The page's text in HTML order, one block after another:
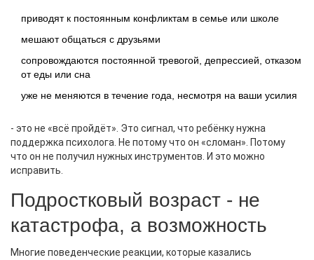
приводят к постоянным конфликтам в семье или школе
мешают общаться с друзьями
сопровождаются постоянной тревогой, депрессией, отказом
от еды или сна
уже не меняются в течение года, несмотря на ваши усилия
- это не «всё пройдёт». Это сигнал, что ребёнку нужна
поддержка психолога. Не потому что он «сломан». Потому
что он не получил нужных инструментов. И это можно
исправить.
Подростковый возраст - не
катастрофа, а возможность
Многие поведенческие реакции, которые казались